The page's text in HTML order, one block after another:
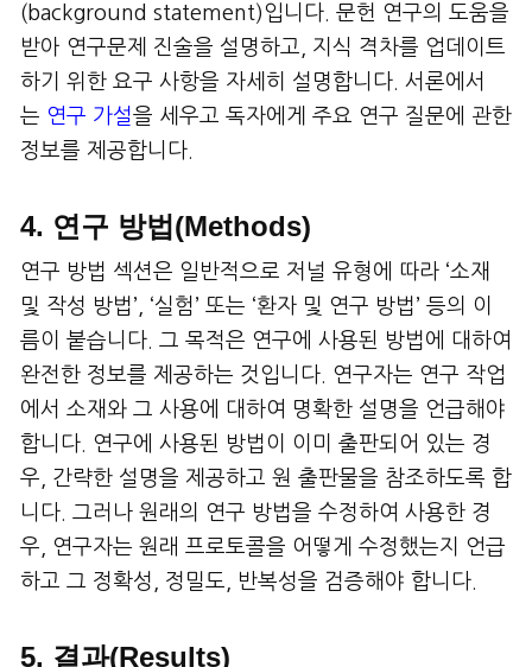
(background statement)입니다. 문헌 연구의 도움을
받아 연구문제 진술을 설명하고, 지식 격차를 업데이트
하기 위한 요구 사항을 자세히 설명합니다. 서론에서
는 연구 가설을 세우고 독자에게 주요 연구 질문에 관한
정보를 제공합니다.
4. 연구 방법(Methods)
연구 방법 섹션은 일반적으로 저널 유형에 따라 ‘소재
및 작성 방법’, ‘실험’ 또는 ‘환자 및 연구 방법’ 등의 이
름이 붙습니다. 그 목적은 연구에 사용된 방법에 대하여
완전한 정보를 제공하는 것입니다. 연구자는 연구 작업
에서 소재와 그 사용에 대하여 명확한 설명을 언급해야
합니다. 연구에 사용된 방법이 이미 출판되어 있는 경
우, 간략한 설명을 제공하고 원 출판물을 참조하도록 합
니다. 그러나 원래의 연구 방법을 수정하여 사용한 경
우, 연구자는 원래 프로토콜을 어떻게 수정했는지 언급
하고 그 정확성, 정밀도, 반복성을 검증해야 합니다.
5. 결과(Results)